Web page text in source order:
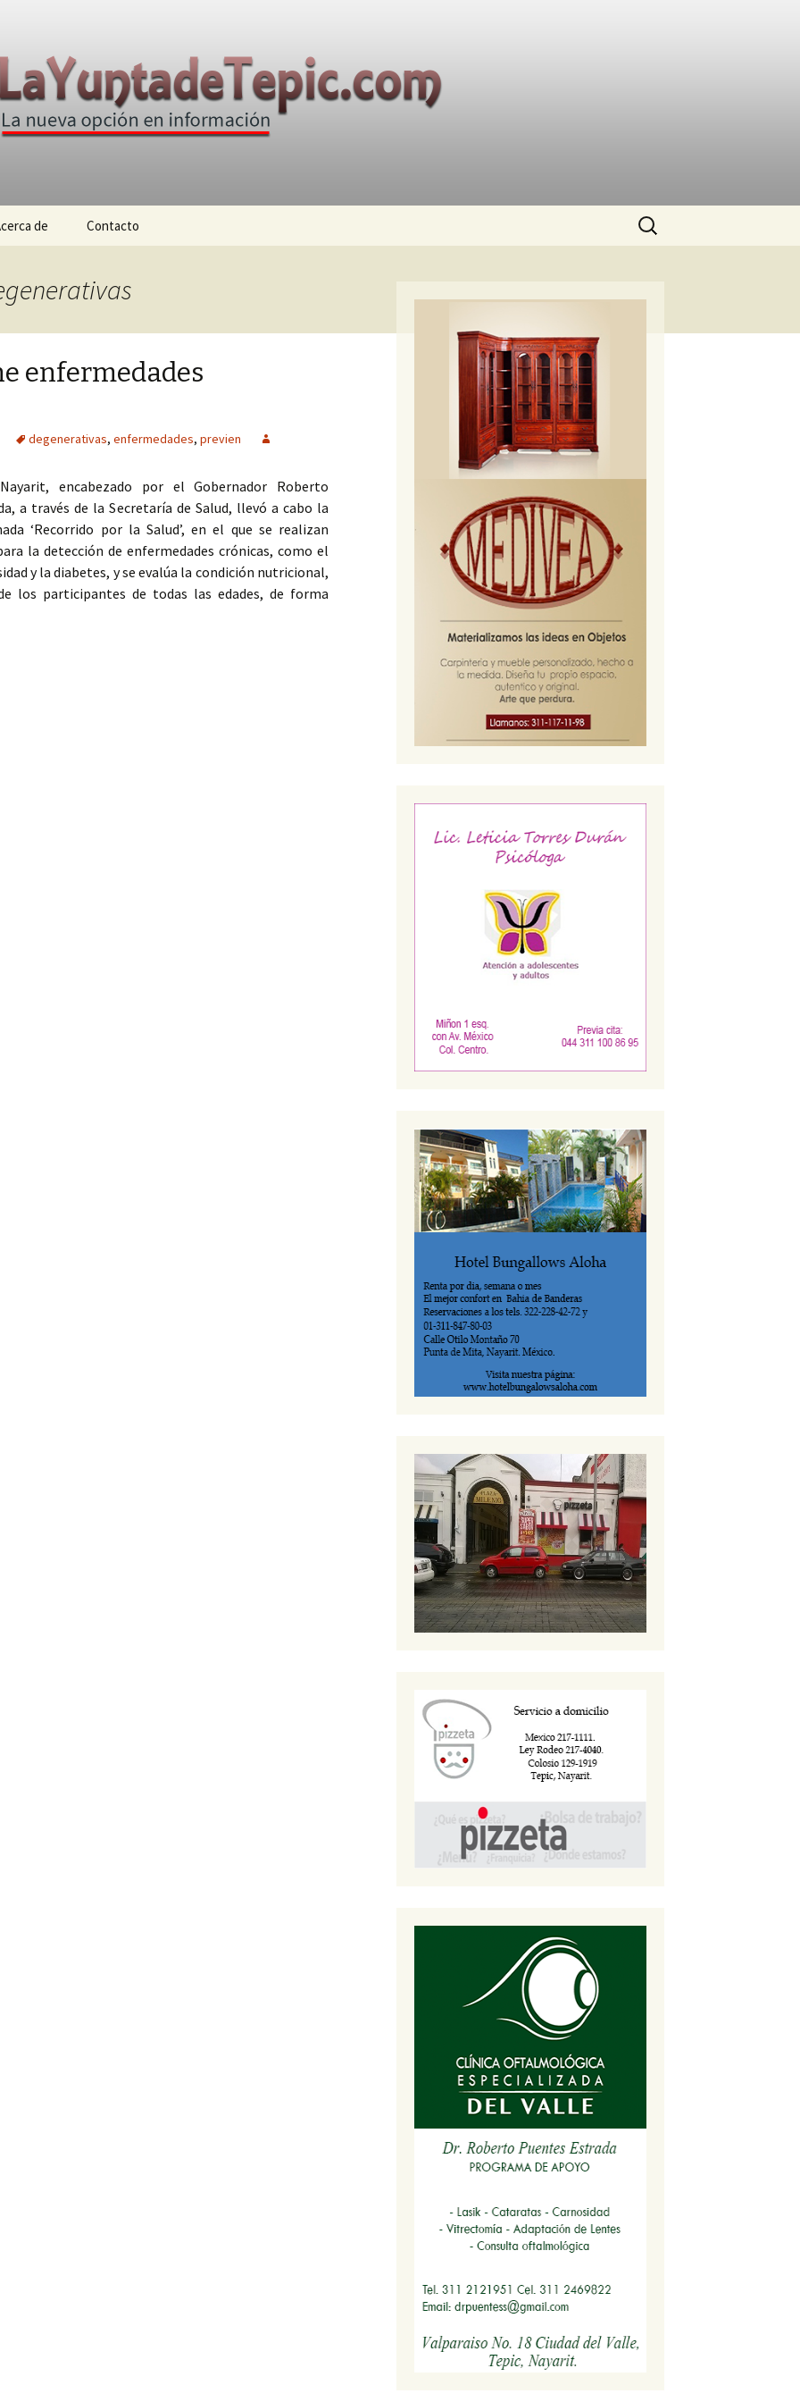
Tepic
de Contacto
Buscar:
enfermedades
degenerativas, enfermedades, previen
encabezado por el Gobernador Roberto
a través de la Secretaría de Salud, llevó a cabo la
‘Recorrido por la Salud’, en el que se realizan
la detección de enfermedades crónicas, como el
y la diabetes, y se evalúa la condición nutricional,
los participantes de todas las edades, de forma